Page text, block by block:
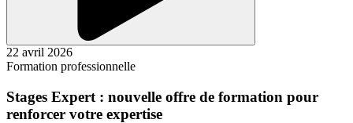
22 avril 2026
Formation professionnelle
Stages Expert : nouvelle offre de formation pour
renforcer votre expertise